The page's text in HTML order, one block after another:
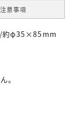
注意事項
/約φ35×85mm
。